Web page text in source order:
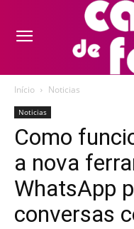
Início Noticias
Noticias
Como
a nova
WhatsApp
conversas